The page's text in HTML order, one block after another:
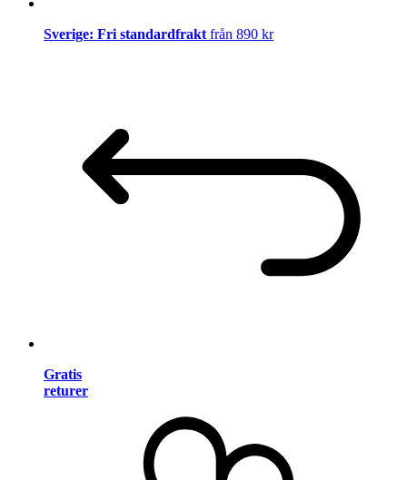
Sverige: Fri standardfrakt från 890 kr
Gratis
returer